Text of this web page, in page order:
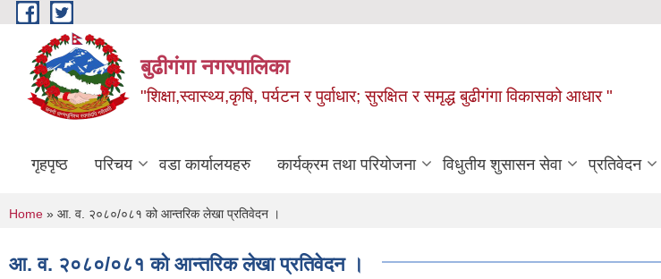
Skip to main content
बुढीगंगा नगरपालिका
"शिक्षा,स्वास्थ्य,कृषि, पर्यटन र पुर्वाधार; सुरक्षित र समृद्ध बुढीगंगा विकासको आधार "
गृहपृष्ठ परिचय वडा कार्यालयहरु कार्यक्रम तथा परियोजना विधुतीय शुसासन सेवा प्रतिवेदन
You are here
Home » आ. व. २०८०/०८१ को आन्तरिक लेखा प्रतिवेदन ।
आ. व. २०८०/०८१ को आन्तरिक लेखा प्रतिवेदन ।